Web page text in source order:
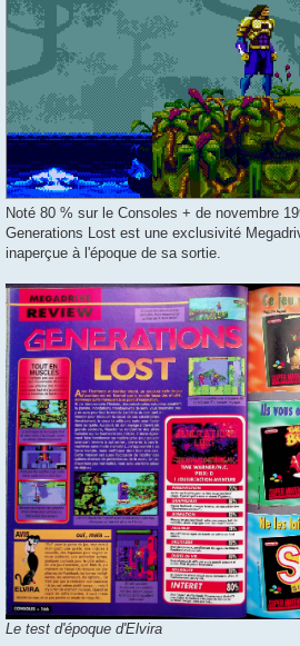
Noté 80 % sur le Consoles + de novembre
Generations Lost est une exclusivité
inaperçue à l'époque de sa sortie.
Le test d'époque d'Elvira